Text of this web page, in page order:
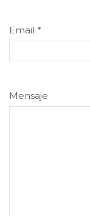
Email *
Mensaje